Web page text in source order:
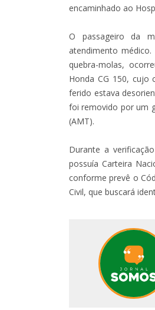
encaminhado ao
O passageiro da
atendimento
quebra-molas,
Honda CG 150,
ferido estava
foi removido por um
(AMT).
Durante a
possuía Carteira
conforme prevê o
Civil, que buscará